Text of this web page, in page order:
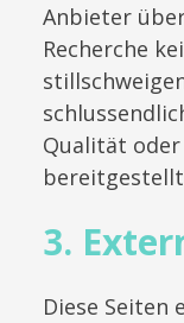
Anbieter
Recherche
Qualität
3.
Diese Seiten